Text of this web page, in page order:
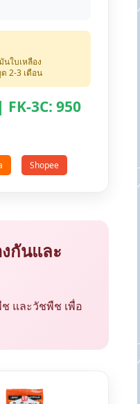
นใบเหลือง
2-3 เดือน
FK-3C: 950
Shopee
กันและ
และวัชพืช เพื่อ